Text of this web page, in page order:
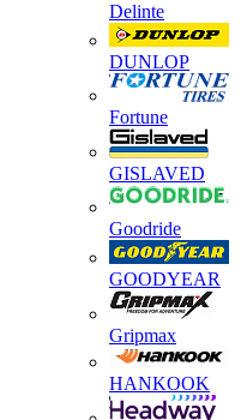
Delinte
DUNLOP
Fortune
GISLAVED
Goodride
GOODYEAR
Gripmax
HANKOOK